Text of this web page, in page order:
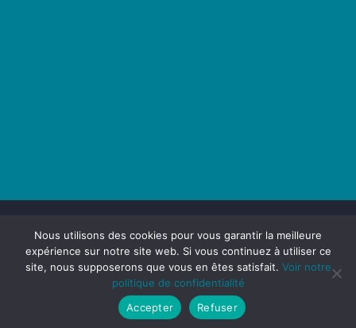
Maison du Transport - 2025 -Politique de confidentialité -
Mentions légales- RéalisationServices Micro
Nous utilisons des cookies pour vous garantir la meilleure
expérience sur notre site web. Si vous continuez à utiliser ce
site, nous supposerons que vous en êtes satisfait. Voir notre
politique de confidentialité
Accepter
Refuser